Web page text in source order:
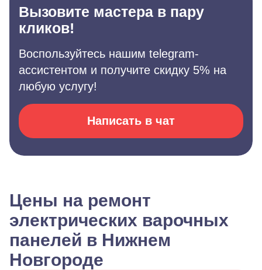
Вызовите мастера в пару
кликов!
Воспользуйтесь нашим telegram-
ассистентом и получите скидку 5% на
любую услугу!
Написать в чат
Цены на ремонт
электрических варочных
панелей в Нижнем
Новгороде